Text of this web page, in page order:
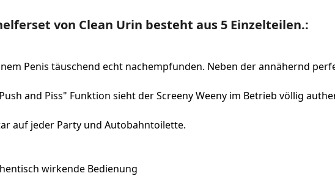
von Clean Urin besteht aus 5 Einzelteilen.:
Penis täuschend echt nachempfunden. Neben der annähernd
and Piss" Funktion sieht der Screeny Weeny im Betrieb völlig
auf jeder Party und Autobahntoilette.
wirkende Bedienung